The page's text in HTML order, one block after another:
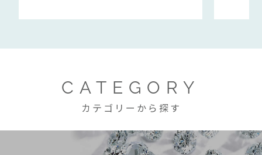
CATEGORY
カテゴリーから探す